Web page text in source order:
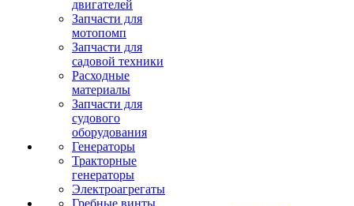
двигателей
Запчасти для
мотопомп
Запчасти для
садовой техники
Расходные
материалы
Запчасти для
судового
оборудования
Генераторы
Тракторные
генераторы
Электроагрегаты
Гребные винты